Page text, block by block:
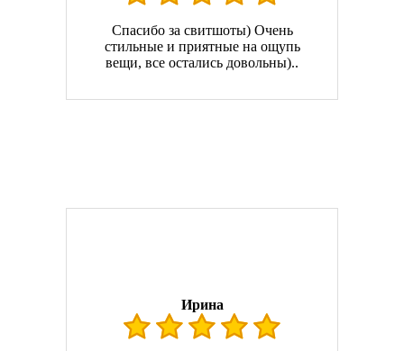
Спасибо за свитшоты) Очень
стильные и приятные на ощупь
вещи, все остались довольны)..
Ирина